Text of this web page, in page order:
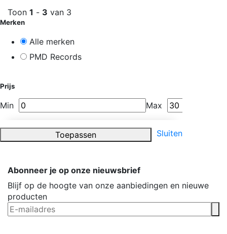
Toon 1 - 3 van 3
Merken
Alle merken
PMD Records
Prijs
Min Max
Toepassen Sluiten
Abonneer je op onze nieuwsbrief
Blijf op de hoogte van onze aanbiedingen en nieuwe
producten